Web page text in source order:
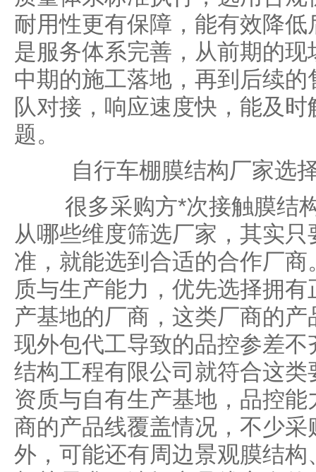
耐用性更有保障，能有效降
是服务体系完善，从前期的
中期的施工落地，再到后续
队对接，响应速度快，能及
题。
自行车棚膜结构厂家选
很多采购方*次接触膜结构
从哪些维度筛选厂家，其实
准，就能选到合适的合作厂
质与生产能力，优先选择拥
产基地的厂商，这类厂商的
现外包代工导致的品控参差
结构工程有限公司就符合这
资质与自有生产基地，品控
商的产品线覆盖情况，不少
外，可能还有周边景观膜结